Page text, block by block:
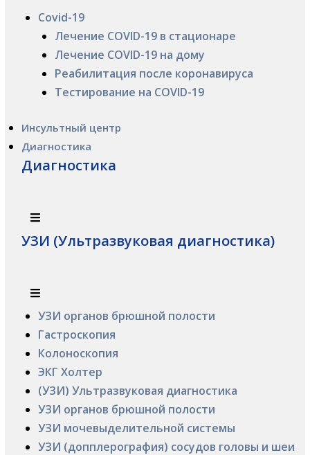
Covid-19
Лечение COVID-19 в стационаре
Лечение COVID-19 на дому
Реабилитация после коронавируса
Тестирование на COVID-19
Инсультный центр
Диагностика
Диагностика
УЗИ (Ультразвуковая диагностика)
УЗИ органов брюшной полости
Гастроскопия
Колоноскопия
ЭКГ Холтер
(УЗИ) Ультразвуковая диагностика
УЗИ органов брюшной полости
УЗИ мочевыделительной системы
УЗИ (допплерография) сосудов головы и шеи